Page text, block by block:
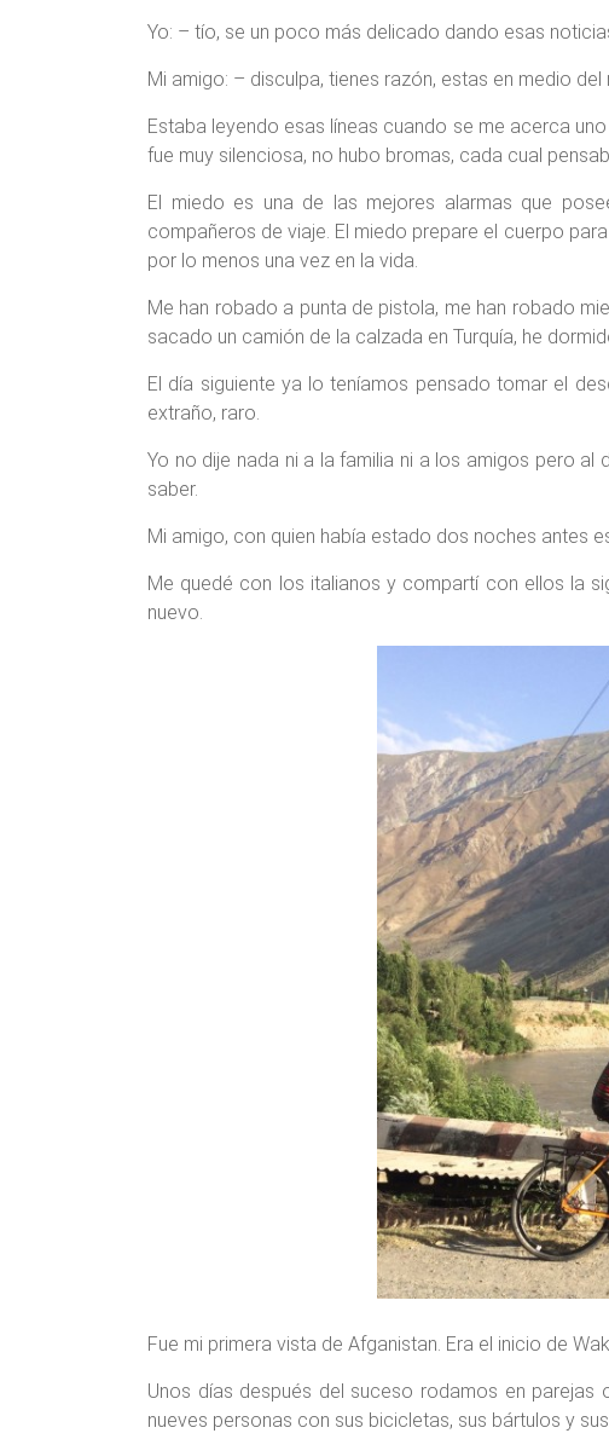
Yo: – tío, se un poco más delicado dando esas
Mi amigo: – disculpa, tienes razón, estas en medio
Estaba leyendo esas líneas cuando se me acerca
fue muy silenciosa, no hubo bromas, cada cual
El miedo es una de las mejores alarmas que
compañeros de viaje. El miedo prepare el cuerpo
por lo menos una vez en la vida.
Me han robado a punta de pistola, me han robado
sacado un camión de la calzada en Turquía, he
El día siguiente ya lo teníamos pensado tomar el
extraño, raro.
Yo no dije nada ni a la familia ni a los amigos pero
saber.
Mi amigo, con quien había estado dos noches antes
Me quedé con los italianos y compartí con ellos la
nuevo.
Fue mi primera vista de Afganistan. Era el inicio de
Unos días después del suceso rodamos en
nueves personas con sus bicicletas, sus bártulos y